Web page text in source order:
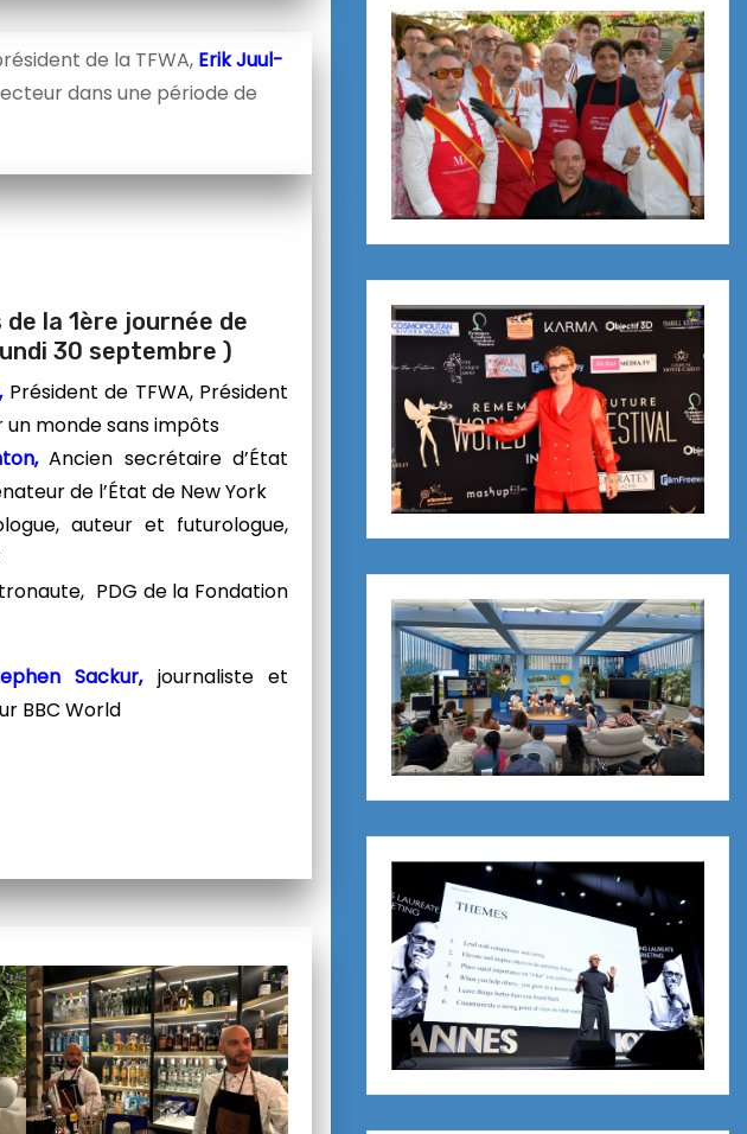
de la TFWA, Erik Juul-
dans une période de
la 1ère journée de
30 septembre )
Président de TFWA, Président
un monde sans impôts
Ancien secrétaire d’État
de l’État de New York
auteur et futurologue,
PDG de la Fondation
Sackur,journaliste et
BBC World